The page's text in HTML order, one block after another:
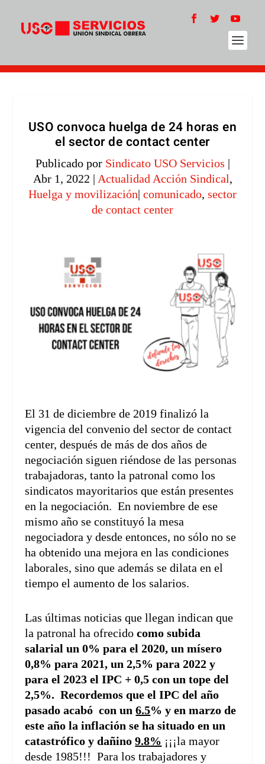
USO convoca huelga de 24 horas en
el sector de contact center
Publicado por Sindicato USO Servicios |
Abr 1, 2022 | Actualidad Acción Sindical,
Huelga y movilización| comunicado, sector
de contact center
El 31 de diciembre de 2019 finalizó la
vigencia del convenio del sector de contact
center, después de más de dos años de
negociación siguen riéndose de las personas
trabajadoras, tanto la patronal como los
sindicatos mayoritarios que están presentes
en la negociación. En noviembre de ese
mismo año se constituyó la mesa
negociadora y desde entonces, no sólo no se
ha obtenido una mejora en las condiciones
laborales, sino que además se dilata en el
tiempo el aumento de los salarios.
Las últimas noticias que llegan indican que
la patronal ha ofrecidocomo subida
salarial un 0% para el 2020, un mísero
0,8% para 2021, un 2,5% para 2022 y
para el 2023 el IPC + 0,5 con un tope del
2,5%. Recordemos que el IPC del año
pasado acabó con un6.5% y en marzo de
este año la inflación se ha situado en un
catastrófico y dañino9.8% ¡¡¡la mayor
desde 1985!!! Para los trabajadores y